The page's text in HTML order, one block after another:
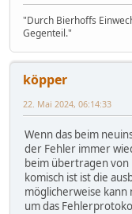
"Durch Bierhoffs
Gegenteil."
köpper
22. Mai 2024, 06:14:33
Wenn das beim
der Fehler immer
beim übertragen von
komisch ist ist die
möglicherweise
um das